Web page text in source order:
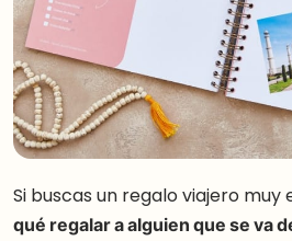
Si buscas un regalo viajero muy
qué regalar a alguien que se va